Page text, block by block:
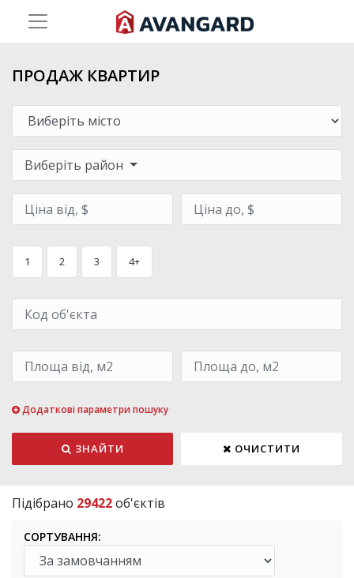
ПРОДАЖ КВАРТИР
Виберіть район
1 2 3 4+
Додаткові параметри пошуку
ЗНАЙТИ ОЧИСТИТИ
Підібрано 29422об'єктів
СОРТУВАННЯ: